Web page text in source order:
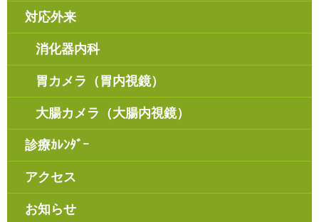
対応外来
消化器内科
胃カメラ（胃内視鏡）
大腸カメラ（大腸内視鏡）
診療ｶﾚﾝﾀﾞｰ
アクセス
お知らせ